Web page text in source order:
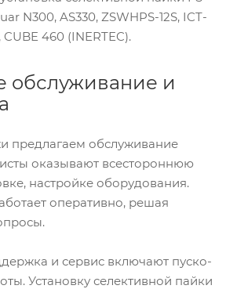
N300, AS330, ZSWHPS-12S, ICT-
CUBE 460 (INERTEC).
обслуживание и
предлагаем обслуживание
оказывают всестороннюю
настройке оборудования.
оперативно, решая
и сервис включают пуско-
Установку селективной пайки